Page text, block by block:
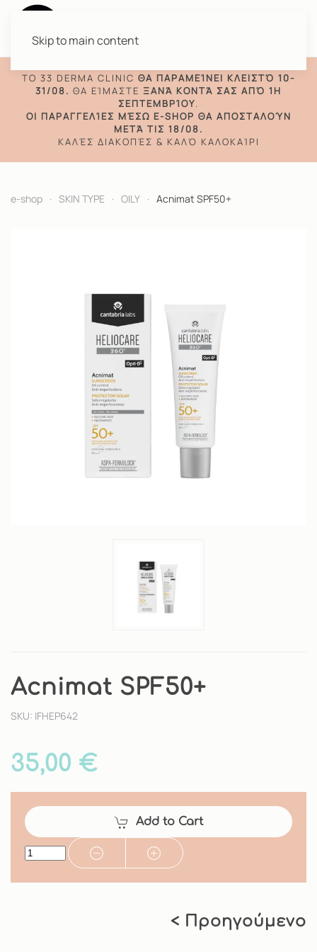
Skip to main content
TO 33 DERMA CLINIC ΘΑ ΠΑΡΑΜΕΊΝΕΙ ΚΛΕΙΣΤΌ 10-
31/08. ΘΑ ΕΊΜΑΣΤΕ ΞΑΝΆ ΚΟΝΤΆ ΣΑΣ ΑΠΌ 1Η
ΣΕΠΤΕΜΒΡΊΟΥ.
ΟΙ ΠΑΡΑΓΓΕΛΊΕΣ ΜΈΣΩ E-SHOP ΘΑ ΑΠΟΣΤΑΛΟΎΝ
ΜΕΤΆ ΤΙΣ 18/08.
ΚΑΛΈΣ ΔΙΑΚΟΠΈΣ & ΚΑΛΌ ΚΑΛΟΚΑΊΡΙ
e-shop SKIN TYPE OILY Acnimat SPF50+
Acnimat SPF50+
SKU: IFHEP642
35,00 €
Add to Cart
< Προηγούμενο